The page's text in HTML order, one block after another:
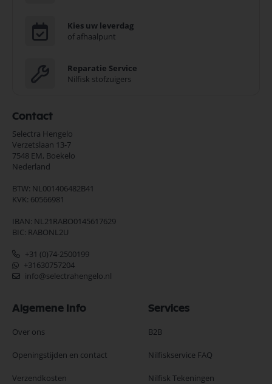
Kies uw leverdag
of afhaalpunt
Reparatie Service
Nilfisk stofzuigers
Contact
Selectra Hengelo
Verzetslaan 13-7
7548 EM, Boekelo
Nederland
BTW: NL001406482B41
KVK: 60566981
IBAN: NL21RABO0145617629
BIC: RABONL2U
+31 (0)74-2500199
+31630757204
info@selectrahengelo.nl
Algemene Info
Over ons
Openingstijden en contact
Verzendkosten
Services
B2B
Nilfiskservice FAQ
Nilfisk Tekeningen